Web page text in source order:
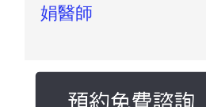
娟醫師